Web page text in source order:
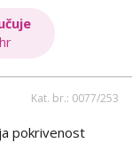
Kat. br.: 0077/253
pokrivenost